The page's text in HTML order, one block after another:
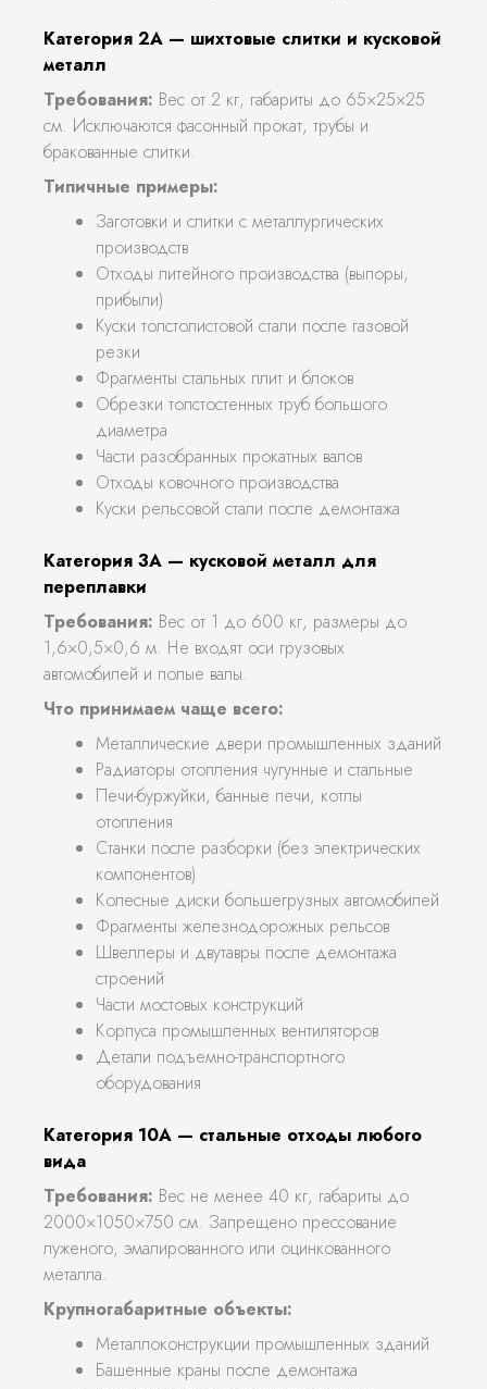
Категория 2А — шихтовые слитки и кусковой
металл
Требования: Вес от 2 кг, габариты до 65×25×25
см. Исключаются фасонный прокат, трубы и
бракованные слитки.
Типичные примеры:
Заготовки и слитки с металлургических
производств
Отходы литейного производства (выпоры,
прибыли)
Куски толстолистовой стали после газовой
резки
Фрагменты стальных плит и блоков
Обрезки толстостенных труб большого
диаметра
Части разобранных прокатных валов
Отходы ковочного производства
Куски рельсовой стали после демонтажа
Категория 3А — кусковой металл для
переплавки
Требования: Вес от 1 до 600 кг, размеры до
1,6×0,5×0,6 м. Не входят оси грузовых
автомобилей и полые валы.
Что принимаем чаще всего:
Металлические двери промышленных зданий
Радиаторы отопления чугунные и стальные
Печи-буржуйки, банные печи, котлы
отопления
Станки после разборки (без электрических
компонентов)
Колесные диски большегрузных автомобилей
Фрагменты железнодорожных рельсов
Швеллеры и двутавры после демонтажа
строений
Части мостовых конструкций
Корпуса промышленных вентиляторов
Детали подъемно-транспортного
оборудования
Категория 10А — стальные отходы любого
вида
Требования: Вес не менее 40 кг, габариты до
2000×1050×750 см. Запрещено прессование
луженого, эмалированного или оцинкованного
металла.
Крупногабаритные объекты:
Металлоконструкции промышленных зданий
Башенные краны после демонтажа